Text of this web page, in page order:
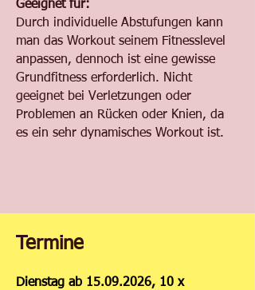
Geeignet für:
Durch individuelle Abstufungen kann
man das Workout seinem Fitnesslevel
anpassen, dennoch ist eine gewisse
Grundfitness erforderlich. Nicht
geeignet bei Verletzungen oder
Problemen an Rücken oder Knien, da
es ein sehr dynamisches Workout ist.
Termine
Dienstag ab 15.09.2026, 10 x